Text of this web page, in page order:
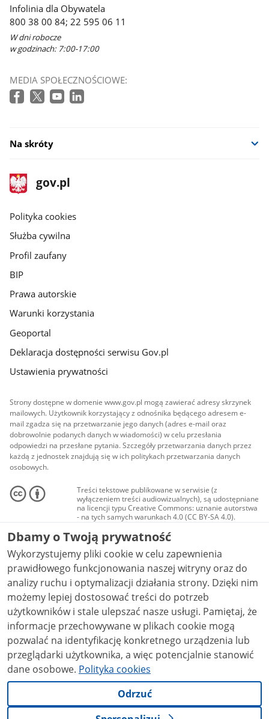
Infolinia dla Obywatela
800 38 00 84; 22 595 06 11
W dni robocze
w godzinach: 7:00-17:00
MEDIA SPOŁECZNOŚCIOWE:
Na skróty
stopka
gov.pl
Strona
gov.pl
gov.pl
Polityka cookies
Służba cywilna
Profil zaufany
BIP
Prawa autorskie
Warunki korzystania
Geoportal
Deklaracja dostępności serwisu Gov.pl
Ustawienia prywatności
Strony dostępne w domenie www.gov.pl mogą zawierać adresy skrzynek
mailowych. Użytkownik korzystający z odnośnika będącego adresem e-
mail zgadza się na przetwarzanie jego danych (adres e-mail oraz
dobrowolnie podanych danych w wiadomości) w celu przesłania
odpowiedzi na przesłane pytania. Szczegóły przetwarzania danych przez
każdą z jednostek znajdują się w ich politykach przetwarzania danych
osobowych.
Treści tekstowe publikowane w serwisie (z
wyłączeniem treści audiowizualnych), są udostępniane
na licencji typu Creative Commons: uznanie autorstwa
- na tych samych warunkach 4.0 (CC BY-SA 4.0).
Materiały audiowizualne, w tym zdjęcia, materiały
audio i wideo, są udostępniane na licencji typu
Creative Commons: uznanie autorstwa użycie
niekomercyjne - bez utworów zależnych 4.0 (CC BY-
NC-ND 4.0), o ile nie jest to stwierdzone inaczej.
Dbamy o Twoją prywatność
Wykorzystujemy pliki cookie w celu zapewnienia
prawidłowego funkcjonowania naszej witryny oraz do
analizy ruchu i optymalizacji działania strony. Dzięki nim
możemy lepiej dostosować treści do potrzeb
użytkowników i stale ulepszać nasze usługi. Pamiętaj, że
informacje przechowywane w plikach cookie mogą
pozwalać na identyfikację konkretnego urządzenia lub
przeglądarki użytkownika, a więc potencjalnie stanowić
dane osobowe. Polityka cookies
Odrzuć